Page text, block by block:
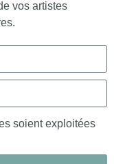
vos artistes
soient exploitées